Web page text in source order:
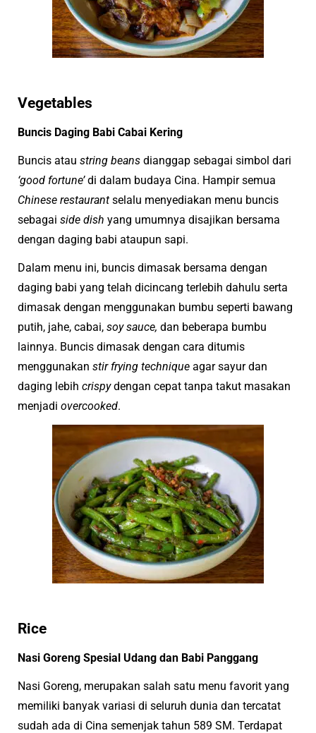
Vegetables
Buncis Daging Babi Cabai Kering
Buncis atau string beans dianggap sebagai simbol dari
‘good fortune’di dalam budaya Cina. Hampir semua
Chinese restaurant selalu menyediakan menu buncis
sebagai side dish yang umumnya disajikan bersama
dengan daging babi ataupun sapi.
Dalam menu ini, buncis dimasak bersama dengan
daging babi yang telah dicincang terlebih dahulu serta
dimasak dengan menggunakan bumbu seperti bawang
putih, jahe, cabai, soy sauce, dan beberapa bumbu
lainnya. Buncis dimasak dengan cara ditumis
menggunakan stir frying technique agar sayur dan
daging lebih crispydengan cepat tanpa takut masakan
menjadi overcooked.
Rice
Nasi Goreng Spesial Udang dan Babi Panggang
Nasi Goreng, merupakan salah satu menu favorit yang
memiliki banyak variasi di seluruh dunia dan tercatat
sudah ada di Cina semenjak tahun 589 SM. Terdapat